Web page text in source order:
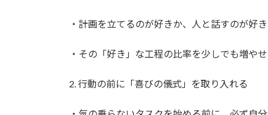
・計画を立てるのが好きか、人と話すのが好
・その「好き」な工程の比率を少しでも増やせ
2. 行動の前に「喜びの儀式」を取り入れる